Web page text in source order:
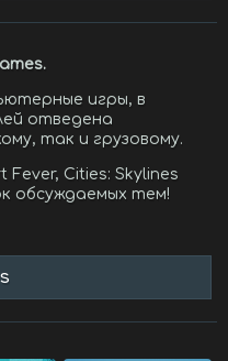
игры, в
отведена
так и грузовому.
Cities: Skylines
обсуждаемых тем!